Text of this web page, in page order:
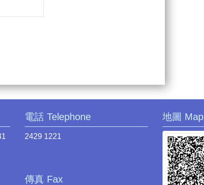
電話 Telephone
2429 1221
傳真 Fax
地圖 Map